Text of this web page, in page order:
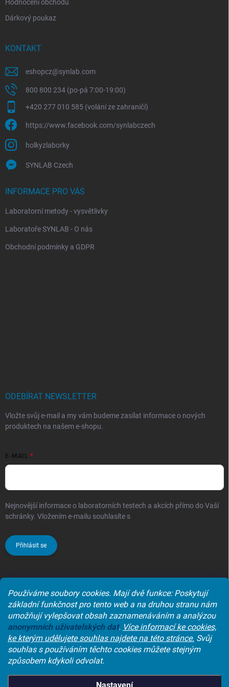
Používáme soubory cookies. Mají dvě funkce: Poskytují
základní funkčnost pro tento web a na druhou stranu nám
umožňují vylepšovat obsah zaznamenáváním a analýzou
anonymních uživatelských dat. Více informací ke cookies,
ke kterým udělujete souhlas najdete na této stránce. Svůj
souhlas s používáním těchto cookies můžete stejným
způsobem kdykoli odvolat.
Hodnocení obchodu
Dárkový poukaz
KONTAKT
eshopcz@synlab.com
800 800 234 (po-pá 7:00-19:00)
+420 277 010 585 (volání ze zahraničí)
https://www.facebook.com/synlabczech
holkyzlaborky
SYNLAB Czech
INFORMACE PRO VÁS
Laboratorní metody - vysvětlivky
Laboratoře SYNLAB - O nás
Obchodní podmínky a GDPR
ODEBÍRAT NEWSLETTER
Vložte svůj e-mail a my vám budeme zasílat informace o nových
produktech na našem e-shopu.
E-MAIL
Nejnovější informace o laboratorních testech a akcích přímo do Vaší
schránky. Vložením e-mailu souhlasíte s
Přihlásit se
Laboratoře synlab czech s.r.o.